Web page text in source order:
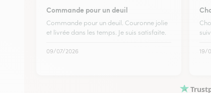
Commande pour un deuil
Commande pour un deuil. Couronne jolie
et livrée dans les temps. Je suis satisfaite.
09/07/2026 19/